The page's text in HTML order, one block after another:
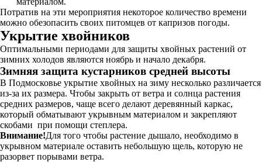
Потратив на эти мероприятия некоторое количество времени
можно обезопасить своих питомцев от капризов погоды.
Укрытие хвойников
Оптимальными периодами для защиты хвойных растений от
зимних холодов являются ноябрь и начало декабря.
Зимняя защита кустарников средней высоты
В Подмосковье укрытие хвойных на зиму несколько различается
из-за их размера. Чтобы закрыть от ветра и солнца растения
средних размеров, чаще всего делают деревянный каркас,
который обматывают укрывным материалом и закрепляют
скобами при помощи степлера.
Внимание!Для того чтобы растение дышало, необходимо в
укрывном материале оставить небольшую щель, которую не
разорвет порывами ветра.